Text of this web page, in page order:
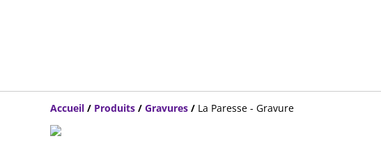
Accueil / Produits / Gravures / La Paresse - Gravure